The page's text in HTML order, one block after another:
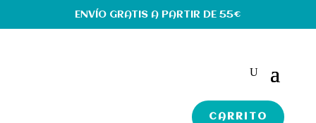
ENVÍO GRATIS A PARTIR DE 55€
CARRITO